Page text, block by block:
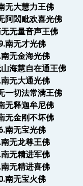
无大慧力王佛
阿閦毗欢喜光佛
无量音声王佛
南无才光佛
无金海光佛
海慧自在通王佛
无大通光佛
一切法常满王佛
无释迦牟尼佛
无金刚不坏佛
南无宝光佛
无龙尊王佛
无精进军佛
无精进喜佛
南无宝火佛